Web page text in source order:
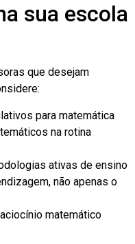
sua escola
que desejam
para matemática
na rotina
ativas de ensino
não apenas o
matemático